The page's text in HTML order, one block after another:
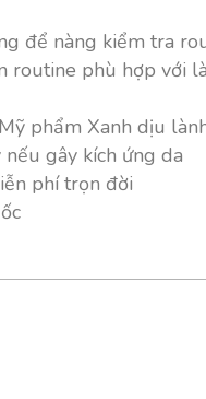
để nàng kiểm tra
routine phù hợp với
phẩm Xanh dịu
gây kích ứng da
phí trọn đời